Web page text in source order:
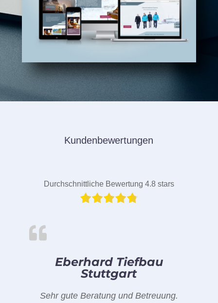
Kundenbewertungen
Durchschnittliche Bewertung 4.8 stars
Eberhard Tiefbau
Stuttgart
Sehr gute Beratung und Betreuung.